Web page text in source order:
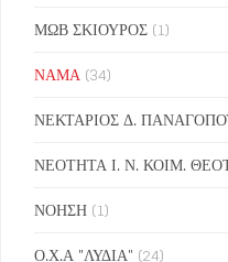
ΜΩΒ ΣΚΙΟΥΡΟΣ (1)
ΝΑΜΑ (34)
ΝΕΚΤΑΡΙΟΣ Δ.
ΝΕΟΤΗΤΑ Ι. Ν. ΚΟΙΜ.
ΝΟΗΣΗ (1)
Ο.Χ.Α "ΛΥΔΙΑ" (24)